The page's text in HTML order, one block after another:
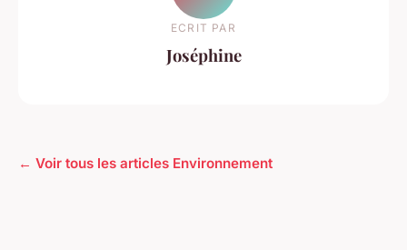
ECRIT PAR
Joséphine
← Voir tous les articles Environnement